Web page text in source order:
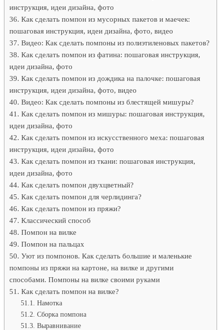
инструкция, идеи дизайна, фото
Как сделать помпон из мусорных пакетов и маечек:
пошаговая инструкция, идеи дизайна, фото, видео
Видео: Как сделать помпоны из полиэтиленовых пакетов?
Как сделать помпон из фатина: пошаговая инструкция,
идеи дизайна, фото
Как сделать помпон из дождика на палочке: пошаговая
инструкция, идеи дизайна, фото, видео
Видео: Как сделать помпоны из блестящей мишуры?
Как сделать помпон из мишуры: пошаговая инструкция,
идеи дизайна, фото
Как сделать помпон из искусственного меха: пошаговая
инструкция, идеи дизайна, фото
Как сделать помпон из ткани: пошаговая инструкция,
идеи дизайна, фото
Как сделать помпон двухцветный?
Как сделать помпон для черлидинга?
Как сделать помпон из пряжи?
Классический способ
Помпон на вилке
Помпон на пальцах
Уют из помпонов. Как сделать большие и маленькие
помпоны из пряжи на картоне, на вилке и другими
способами. Помпоны на вилке своими руками
Как сделать помпон на вилке?
Намотка
Сборка помпона
Выравнивание